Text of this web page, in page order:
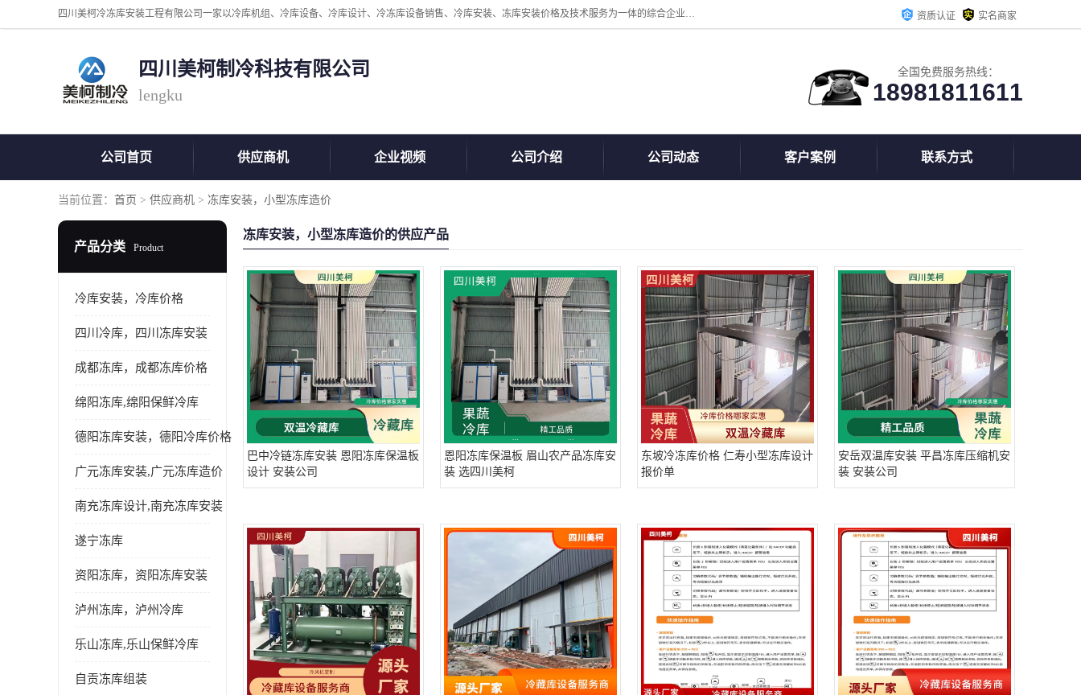
四川美柯冷冻库安装工程有限公司一家以冷库机组、冷库设备、冷库设计、冷冻库设备销售、冷库安装、冻库安装价格及技术服务为一体的综合企业，咨询热线：同等设备材料优惠10% 。公司各种类型安装组合式冷库、冷冻库、冷藏库、气调保鲜库、并提供成套设备供应、安装与调试、维护与维修、技术咨询、操作维修人员技术培训等 资质认证 实名商家
四川美柯制冷科技有限公司
lengku
全国免费服务热线：
18981811611
公司首页 供应商机 企业视频 公司介绍 公司动态 客户案例 联系方式
当前位置： 首页 > 供应商机 > 冻库安装，小型冻库造价
产品分类 Product
冷库安装，冷库价格
四川冷库，四川冻库安装
成都冻库，成都冻库价格
绵阳冻库,绵阳保鲜冷库
德阳冻库安装，德阳冷库价格
广元冻库安装,广元冻库造价
南充冻库设计,南充冻库安装
遂宁冻库
资阳冻库，资阳冻库安装
泸州冻库，泸州冷库
乐山冻库,乐山保鲜冷库
自贡冻库组装
冻库安装，小型冻库造价的供应产品
巴中冷链冻库安装 恩阳冻库保温板
设计 安装公司
恩阳冻库保温板 眉山农产品冻库安
装 选四川美柯
东坡冷冻库价格 仁寿小型冻库设计
报价单
安岳双温库安装 平昌冻库压缩机安
装 安装公司